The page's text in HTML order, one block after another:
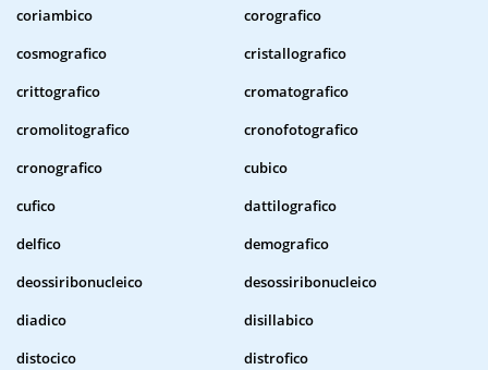
coriambico
corografico
cosmografico
cristallografico
crittografico
cromatografico
cromolitografico
cronofotografico
cronografico
cubico
cufico
dattilografico
delfico
demografico
deossiribonucleico
desossiribonucleico
diadico
disillabico
distocico
distrofico